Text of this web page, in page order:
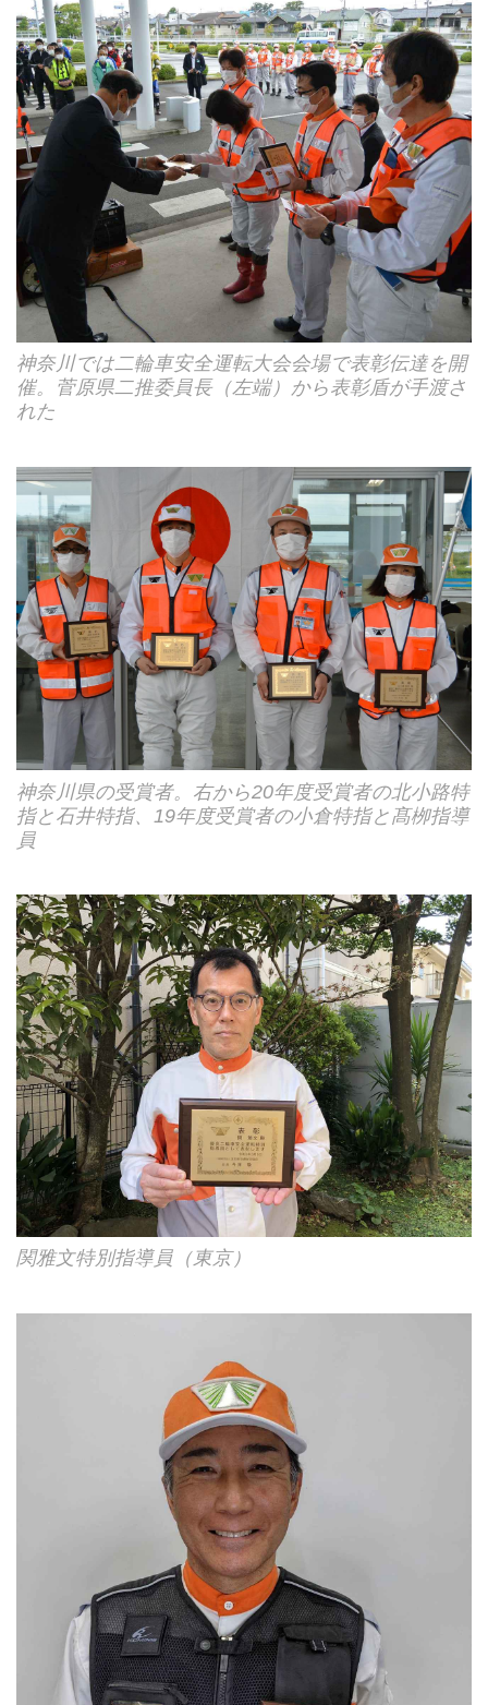
神奈川では二輪車安全運転大会会場で表彰伝達を開
催。菅原県二推委員長（左端）から表彰盾が手渡さ
れた
神奈川県の受賞者。右から20年度受賞者の北小路特
指と石井特指、19年度受賞者の小倉特指と髙栁指導
員
関雅文特別指導員（東京）